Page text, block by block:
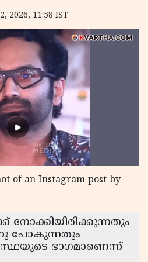
2026, 11:58 IST
of an Instagram post by
നോക്കിയിരിക്കുന്നതും
പോകുന്നതും
ഭാഗമാണെന്ന്